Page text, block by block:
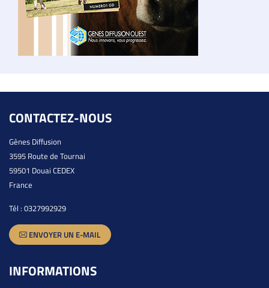
CONTACTEZ-NOUS
Gènes Diffusion
3595 Route de Tournai
59501 Douai CEDEX
France
Tél : 0327992929
ENVOYER UN E-MAIL
INFORMATIONS